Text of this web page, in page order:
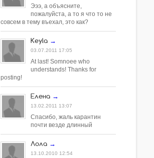
Эээ, а объясните,
пожалуйста, а то я что то не
совсем в тему въехал, это как?
Keyla →
03.07.2011 17:05
At last! Somnoee who
understands! Thanks for
posting!
Елена →
13.02.2011 13:07
Спасибо, жаль карантин
почти везде длинный
Лола →
13.10.2010 12:54